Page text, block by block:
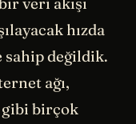
hızda
değildik.
ağı,
birçok